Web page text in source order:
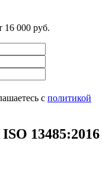
16 000 руб.
с политикой
13485:2016